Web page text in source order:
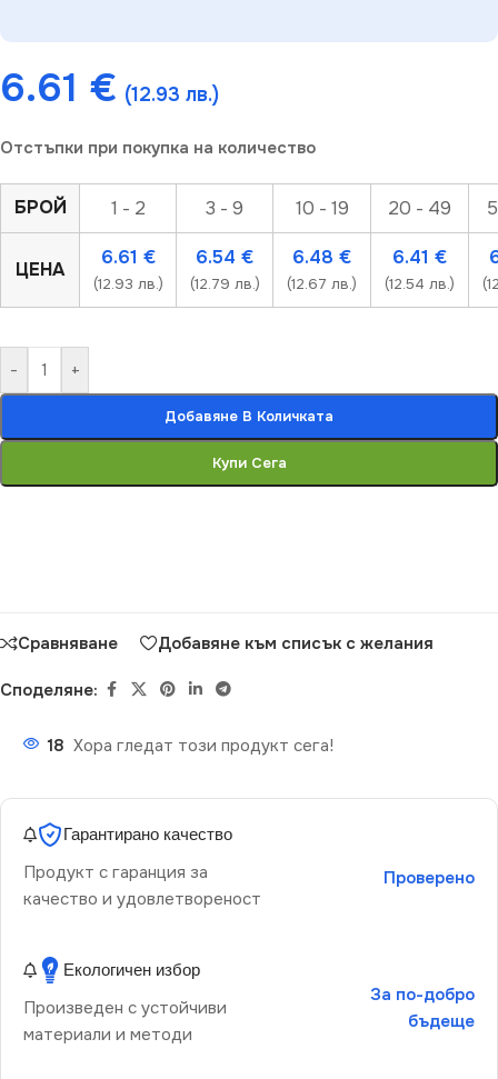
6.61 € (12.93 лв.)
Отстъпки при покупка на количество
БРОЙ 1 - 2 3 - 9 10 - 19 20 - 49
ЦЕНА
6.61 €
(12.93 лв.)
6.54 €
(12.79 лв.)
6.48 €
(12.67 лв.)
6.41 €
(12.54 лв.)
- +
Добавяне В Количката
Купи Сега
Сравняване Добавяне към списък с желания
Споделяне:
18 Хора гледат този продукт сега!
Гарантирано качество
Продукт с гаранция за
качество и удовлетвореност
Проверено
Екологичен избор
Произведен с устойчиви
материали и методи
За по-добро
бъдеще